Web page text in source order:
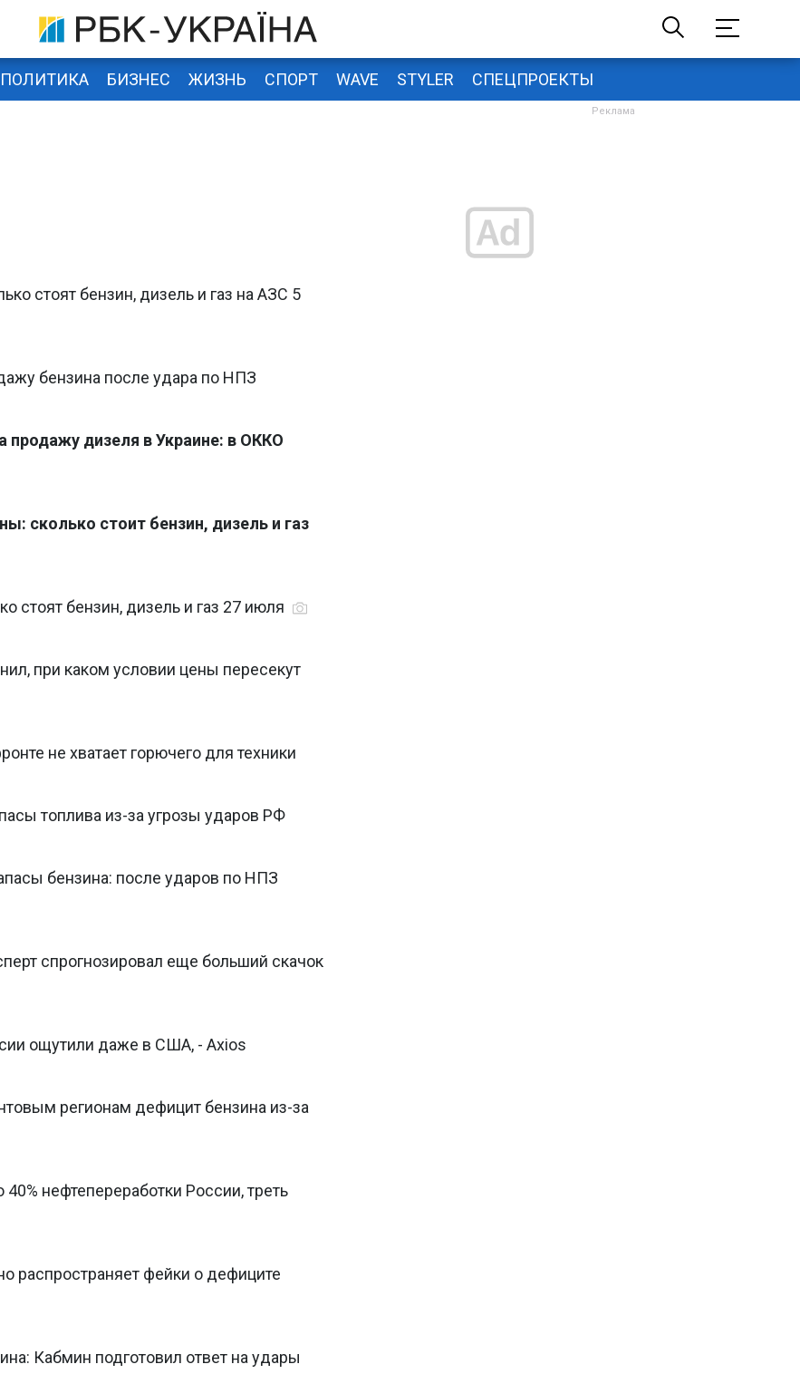
ПОЛИТИКА БИЗНЕС ЖИЗНЬ СПОРТ WAVE STYLER СПЕЦПРОЕКТЫ
стоят бензин, дизель и газ на АЗС 5
бензина после удара по НПЗ
продажу дизеля в Украине: в ОККО
сколько стоит бензин, дизель и газ
стоят бензин, дизель и газ 27 июля
при каком условии цены пересекут
не хватает горючего для техники
топлива из-за угрозы ударов РФ
бензина: после ударов по НПЗ
спрогнозировал еще больший скачок
ощутили даже в США, - Axios
регионам дефицит бензина из-за
нефтепереработки России, треть
распространяет фейки о дефиците
Кабмин подготовил ответ на удары